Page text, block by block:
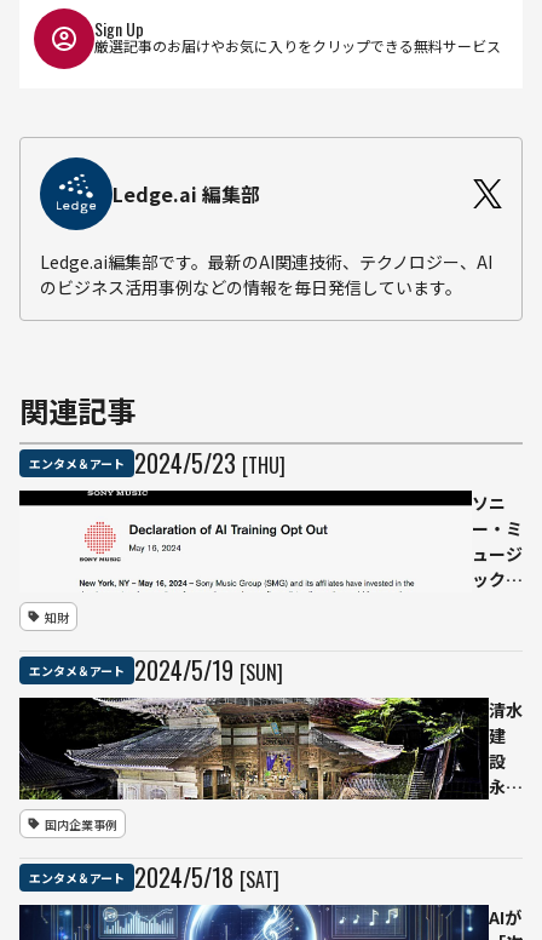
Sign Up
厳選記事のお届けやお気に入りをクリップできる無料サービス
Ledge.ai 編集部
Ledge.ai編集部です。最新のAI関連技術、テクノロジー、AI
のビジネス活用事例などの情報を毎日発信しています。
関連記事
エンタメ＆アート 2024/5/23 [THU]
ソニ
ー・ミ
ュージ
ックグ
言」
AI学習
におけ
るコン
700の
知財
エンタメ＆アート 2024/5/19 [SUN]
清水
建
設
永平
ンを
国内企業事例
エンタメ＆アート 2024/5/18 [SAT]
AIが